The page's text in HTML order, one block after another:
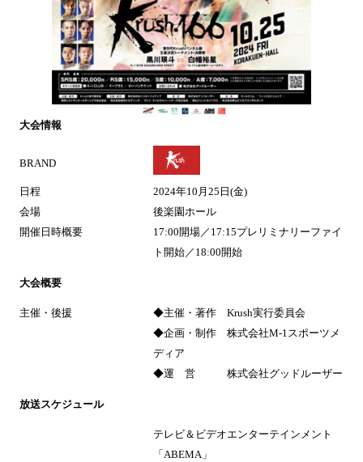
大会情報
BRAND
日程
2024年10月25日(金)
会場
後楽園ホール
開催日時概要
17:00開場／17:15プレリミナリーファイ
ト開始／18:00開始
大会概要
主催・後援
◆主催・著作 Krush実行委員会
◆企画・制作 株式会社M-1スポーツメ
ディア
◆運 営 株式会社グッドルーザー
放送スケジュール
テレビ＆ビデオエンターテインメント
「ABEMA」